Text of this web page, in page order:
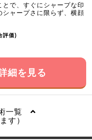
で、すぐにシャープな印
ャープさに限らず、横顔
評価)
細を見る
一覧
す）